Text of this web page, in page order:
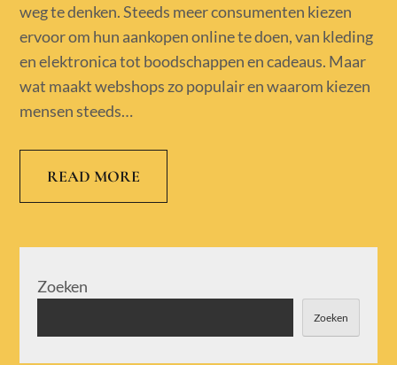
weg te denken. Steeds meer consumenten kiezen
ervoor om hun aankopen online te doen, van kleding
en elektronica tot boodschappen en cadeaus. Maar
wat maakt webshops zo populair en waarom kiezen
mensen steeds…
READ MORE
Zoeken
Zoeken